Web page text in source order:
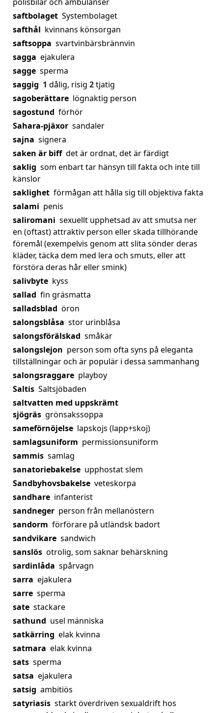
saftbolaget Systembolaget
safthål kvinnans könsorgan
saftsoppa svartvinbärsbrännvin
sagga ejakulera
sagge sperma
saggig 1 dålig, risig 2tjatig
sagoberättare lögnaktig person
sagostund förhör
Sahara-pjäxor sandaler
sajna signera
saken är biff det är ordnat, det är färdigt
saklig som enbart tar hänsyn till fakta och inte till
känslor
saklighet förmågan att hålla sig till objektiva fakta
salami penis
saliromani sexuellt upphetsad av att smutsa ner
en (oftast) attraktiv person eller skada tillhörande
föremål (exempelvis genom att slita sönder deras
kläder, täcka dem med lera och smuts, eller att
förstöra deras hår eller smink)
salivbyte kyss
sallad fin gräsmatta
salladsblad öron
salongsblåsa stor urinblåsa
salongsförälskad småkär
salongslejon person som ofta syns på eleganta
tillställningar och är populär i dessa sammanhang
salongsraggare playboy
Saltis Saltsjöbaden
saltvatten med uppskrämt
sjögräs grönsakssoppa
sameförnöjelse lapskojs (lapp+skoj)
samlagsuniform permissionsuniform
sammis samlag
sanatoriebakelse upphostat slem
Sandbyhovsbakelse veteskorpa
sandhare infanterist
sandneger person från mellanöstern
sandorm förförare på utländsk badort
sandvikare sandwich
sanslös otrolig, som saknar behärskning
sardinlåda spårvagn
sarra ejakulera
sarre sperma
sate stackare
sathund usel människa
satkärring elak kvinna
satmara elak kvinna
sats sperma
satsa ejakulera
satsig ambitiös
satyriasis starkt överdriven sexualdrift hos